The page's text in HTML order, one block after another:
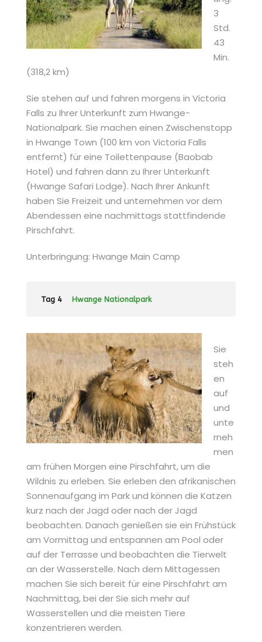
3
Std.
43
Min.
(318,2 km)
Sie stehen auf und fahren morgens in Victoria
Falls zu Ihrer Unterkunft zum Hwange-
Nationalpark. Sie machen einen Zwischenstopp
in Hwange Town (100 km von Victoria Falls
entfernt) für eine Toilettenpause (Baobab
Hotel) und fahren dann zu Ihrer Unterkunft
(Hwange Safari Lodge). Nach Ihrer Ankunft
haben Sie Freizeit und unternehmen vor dem
Abendessen eine nachmittags stattfindende
Pirschfahrt.
Unterbringung: Hwange Main Camp
Tag 4 Hwange Nationalpark
Sie
steh
en
auf
und
unte
rneh
men
am frühen Morgen eine Pirschfahrt, um die
Wildnis zu erleben. Sie erleben den afrikanischen
Sonnenaufgang im Park und können die Katzen
kurz nach der Jagd oder nach der Jagd
beobachten. Danach genießen sie ein Frühstück
am Vormittag und entspannen am Pool oder
auf der Terrasse und beobachten die Tierwelt
an der Wasserstelle. Nach dem Mittagessen
machen Sie sich bereit für eine Pirschfahrt am
Nachmittag, bei der Sie sich mehr auf
Wasserstellen und die meisten Tiere
konzentrieren werden.